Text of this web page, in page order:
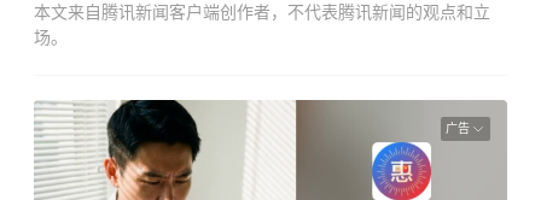
本文来自腾讯新闻客户端创作者，不代表腾讯新闻的观点和立
场。
广告